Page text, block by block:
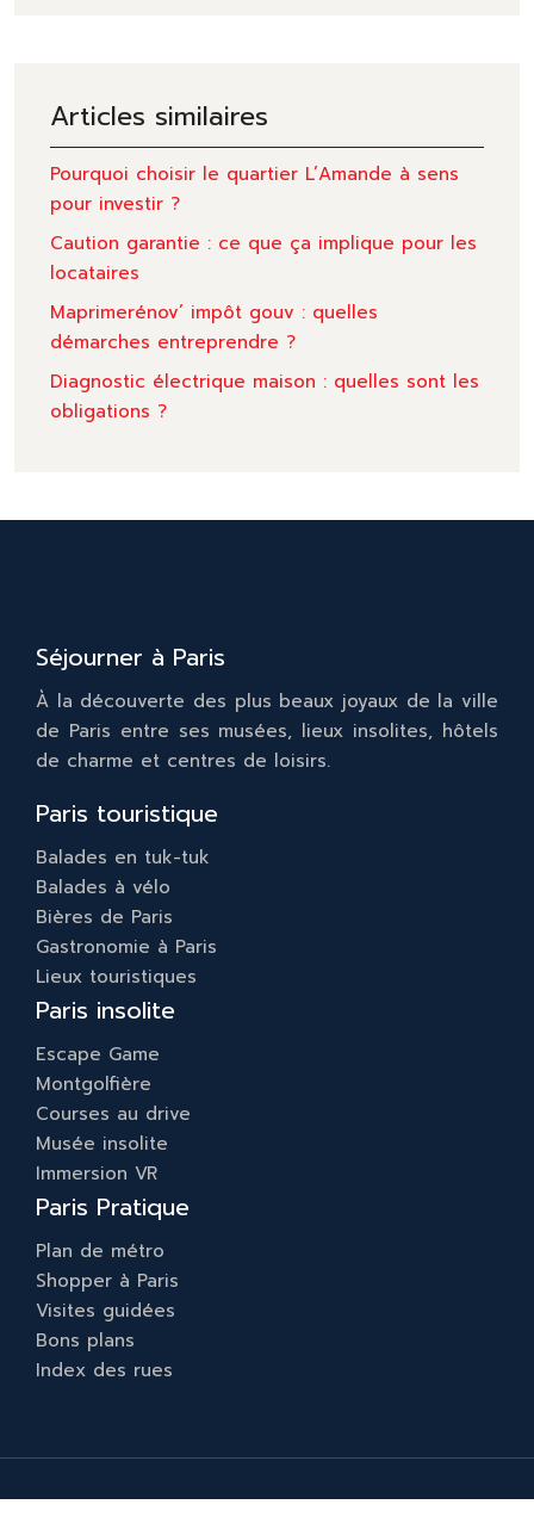
Articles similaires
Pourquoi choisir le quartier L’Amande à sens
pour investir ?
Caution garantie : ce que ça implique pour les
locataires
Maprimerénov’ impôt gouv : quelles
démarches entreprendre ?
Diagnostic électrique maison : quelles sont les
obligations ?
Séjourner à Paris
À la découverte des plus beaux joyaux de la ville
de Paris entre ses musées, lieux insolites, hôtels
de charme et centres de loisirs.
Paris touristique
Balades en tuk-tuk
Balades à vélo
Bières de Paris
Gastronomie à Paris
Lieux touristiques
Paris insolite
Escape Game
Montgolfière
Courses au drive
Musée insolite
Immersion VR
Paris Pratique
Plan de métro
Shopper à Paris
Visites guidées
Bons plans
Index des rues